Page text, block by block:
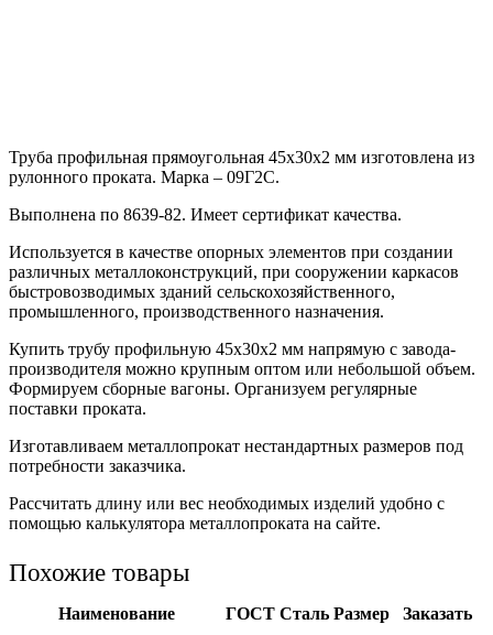
Труба профильная прямоугольная 45х30х2 мм изготовлена из
рулонного проката. Марка – 09Г2С.
Выполнена по 8639-82. Имеет сертификат качества.
Используется в качестве опорных элементов при создании
различных металлоконструкций, при сооружении каркасов
быстровозводимых зданий сельскохозяйственного,
промышленного, производственного назначения.
Купить трубу профильную 45х30х2 мм напрямую с завода-
производителя можно крупным оптом или небольшой объем.
Формируем сборные вагоны. Организуем регулярные
поставки проката.
Изготавливаем металлопрокат нестандартных размеров под
потребности заказчика.
Рассчитать длину или вес необходимых изделий удобно с
помощью калькулятора металлопроката на сайте.
Похожие товары
Наименование ГОСТ Сталь Размер
Заказать